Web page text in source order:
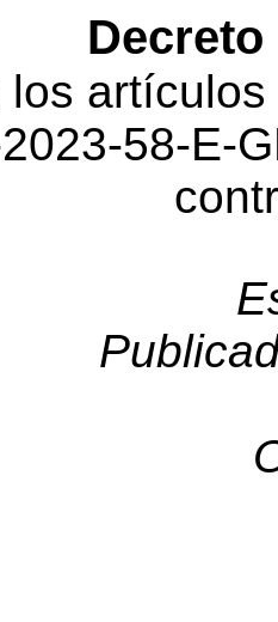
Decreto
los
58-E-